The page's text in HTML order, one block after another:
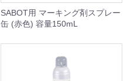
SABOT用 マーキング剤スプレー
缶 (赤色) 容量150mL